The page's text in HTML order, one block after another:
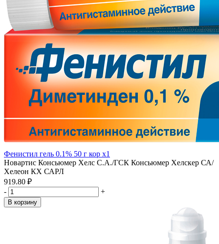
Фенистил гель 0.1% 50 г кор x1
Новартис Консьюмер Хелс С.А./ГСК Консьюмер Хелскер СА/
Хелеон КХ САРЛ
919.80 ₽
-
+
В корзину